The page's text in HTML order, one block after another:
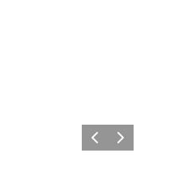
ZurückWeiter